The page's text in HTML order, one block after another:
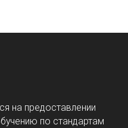
на предоставлении
по стандартам